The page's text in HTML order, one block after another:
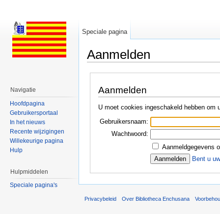
Aanmelden
Aanmelden
U moet cookies ingeschakeld hebben om
Gebruikersnaam:
Wachtwoord:
Aanmeldgegevens
Bent u
Speciale pagina
Navigatie
Hoofdpagina
Gebruikersportaal
In het nieuws
Recente wijzigingen
Willekeurige pagina
Hulp
Hulpmiddelen
Speciale pagina's
Privacybeleid Over Bibliotheca Enchusana